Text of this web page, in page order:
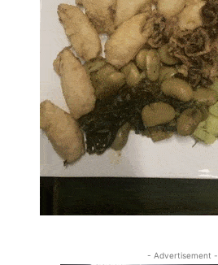
- Advertisement -